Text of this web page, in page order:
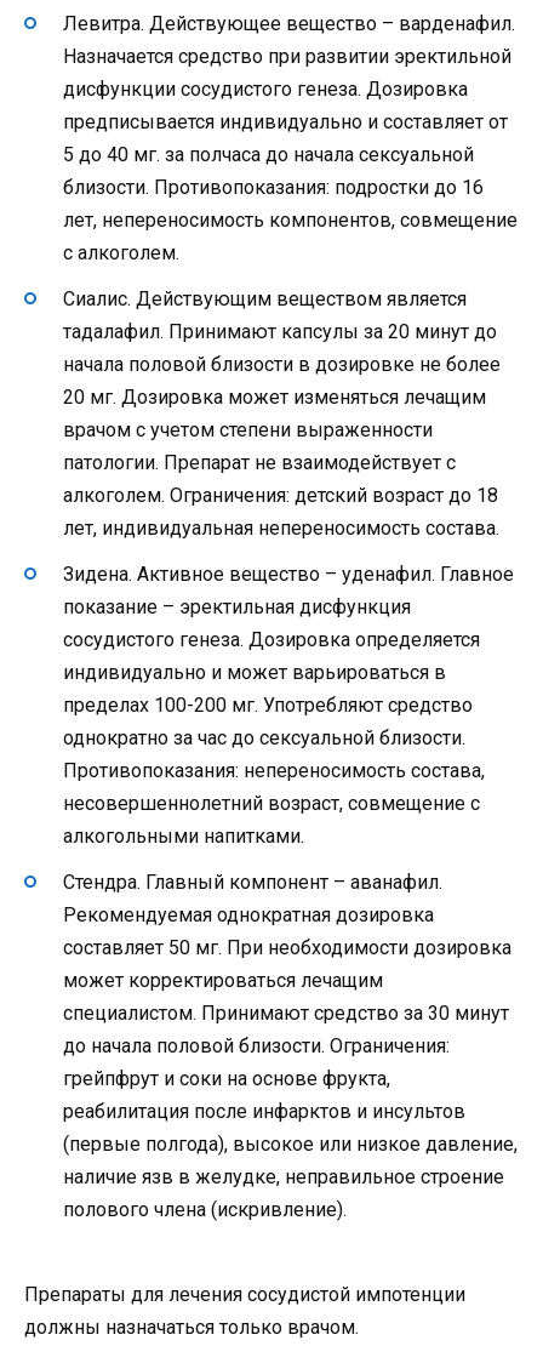
Левитра. Действующее вещество – варденафил.
Назначается средство при развитии эректильной
дисфункции сосудистого генеза. Дозировка
предписывается индивидуально и составляет от
5 до 40 мг. за полчаса до начала сексуальной
близости. Противопоказания: подростки до 16
лет, непереносимость компонентов, совмещение
с алкоголем.
Сиалис. Действующим веществом является
тадалафил. Принимают капсулы за 20 минут до
начала половой близости в дозировке не более
20 мг. Дозировка может изменяться лечащим
врачом с учетом степени выраженности
патологии. Препарат не взаимодействует с
алкоголем. Ограничения: детский возраст до 18
лет, индивидуальная непереносимость состава.
Зидена. Активное вещество – уденафил. Главное
показание – эректильная дисфункция
сосудистого генеза. Дозировка определяется
индивидуально и может варьироваться в
пределах 100-200 мг. Употребляют средство
однократно за час до сексуальной близости.
Противопоказания: непереносимость состава,
несовершеннолетний возраст, совмещение с
алкогольными напитками.
Стендра. Главный компонент – аванафил.
Рекомендуемая однократная дозировка
составляет 50 мг. При необходимости дозировка
может корректироваться лечащим
специалистом. Принимают средство за 30 минут
до начала половой близости. Ограничения:
грейпфрут и соки на основе фрукта,
реабилитация после инфарктов и инсультов
(первые полгода), высокое или низкое давление,
наличие язв в желудке, неправильное строение
полового члена (искривление).
Препараты для лечения сосудистой импотенции
должны назначаться только врачом.